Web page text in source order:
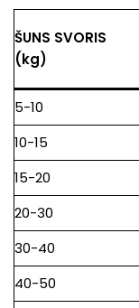
ŠUNS SVORIS
(kg)
5-10
10-15
15-20
20-30
30-40
40-50